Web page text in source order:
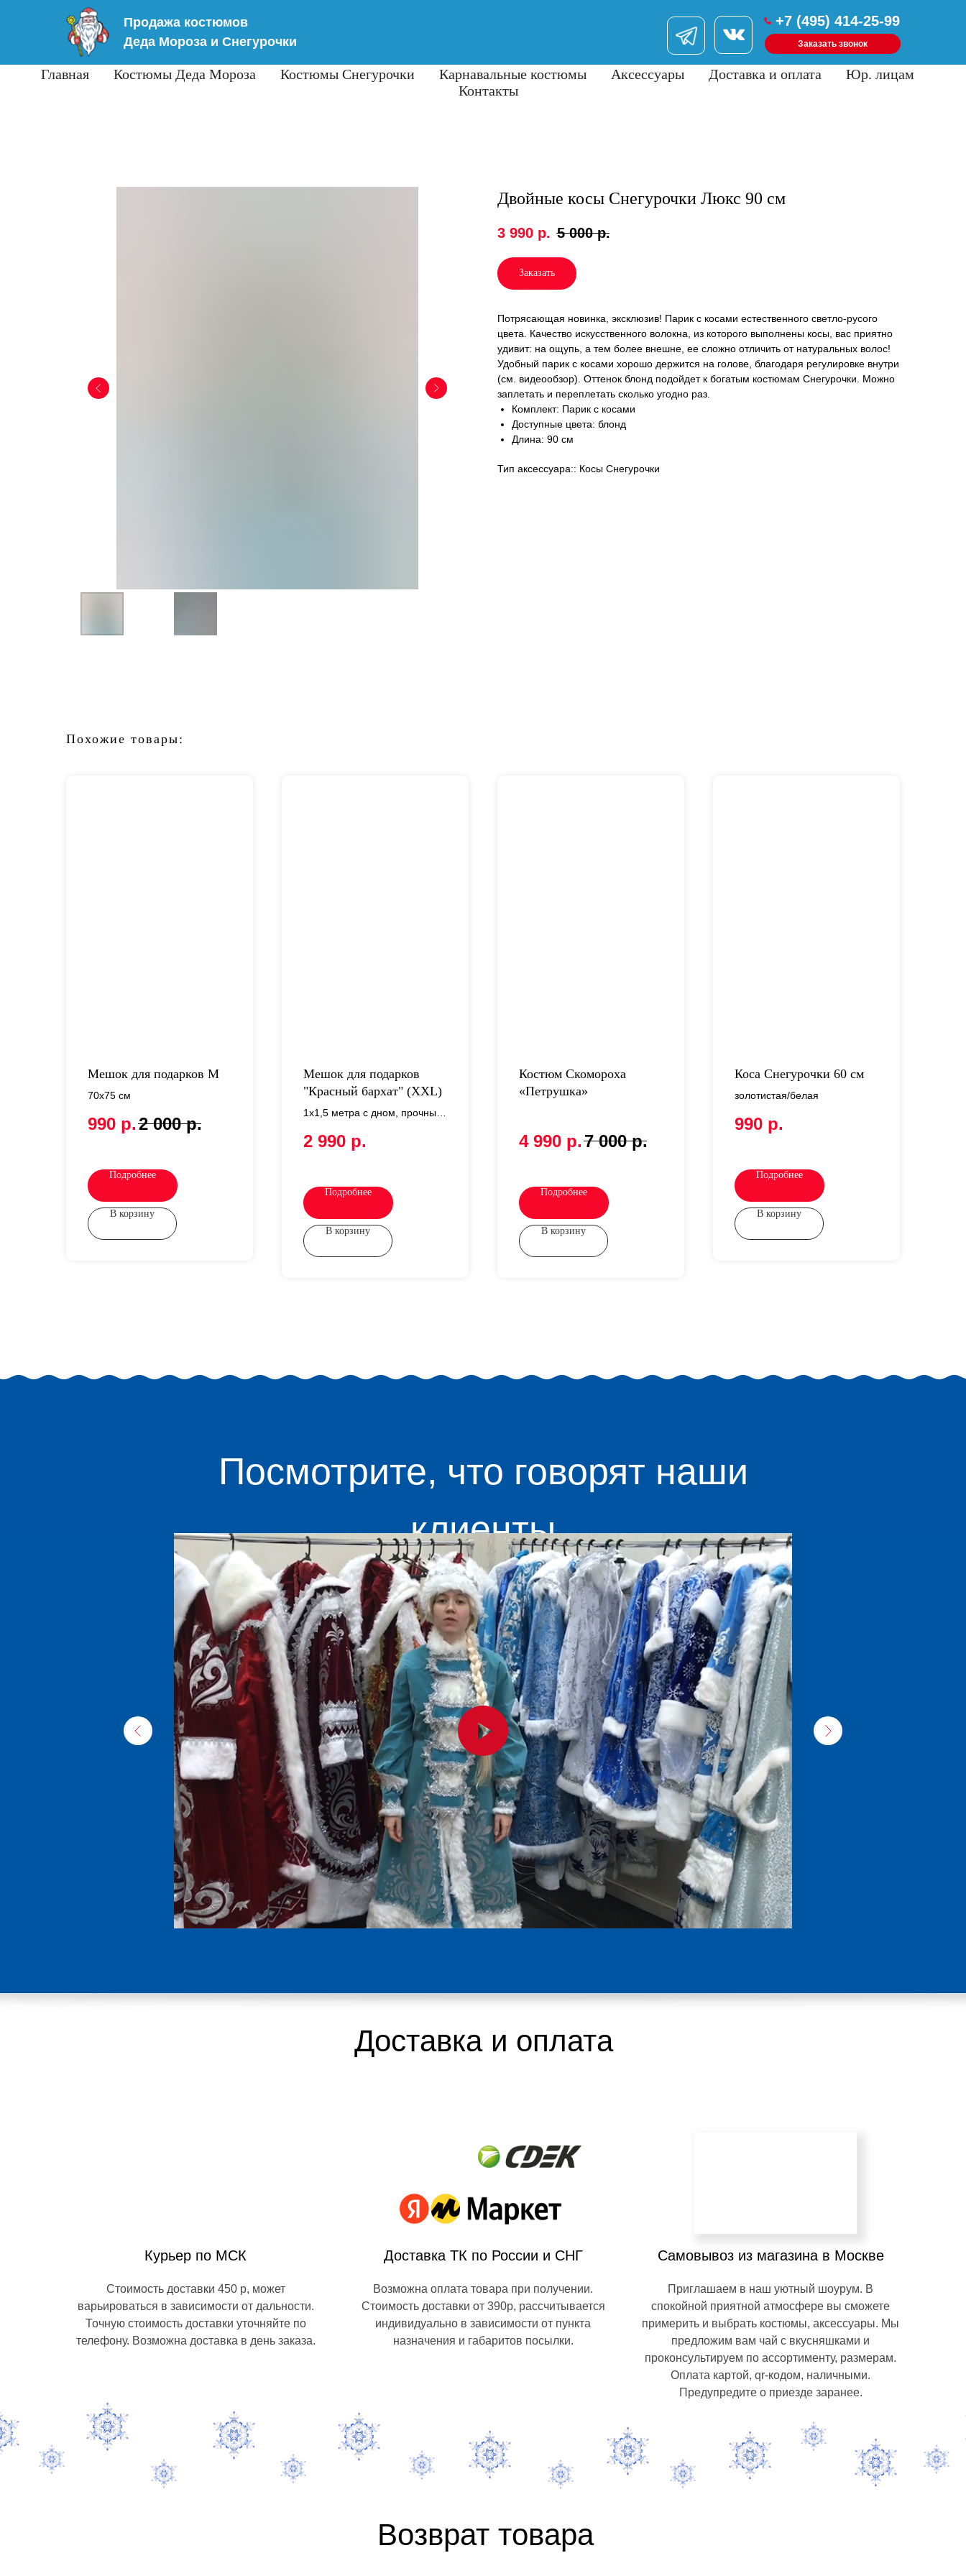
+7 (495) 414-25-99
Продажа костюмов
Деда Мороза и Снегурочки
Заказать звонок
Главная Костюмы Деда Мороза Костюмы Снегурочки Карнавальные костюмы Аксессуары Доставка и оплата
Юр. лицам
Контакты
Двойные косы Снегурочки Люкс 90 см
3 990 р. 5 000 р.
Заказать
Потрясающая новинка, эксклюзив! Парик с косами естественного светло-русого
цвета. Качество искусственного волокна, из которого выполнены косы, вас приятно
удивит: на ощупь, а тем более внешне, ее сложно отличить от натуральных волос!
Удобный парик с косами хорошо держится на голове, благодаря регулировке внутри
(см. видеообзор). Оттенок блонд подойдет к богатым костюмам Снегурочки. Можно
заплетать и переплетать сколько угодно раз.
Комплект: Парик с косами
Доступные цвета: блонд
Длина: 90 см
Тип аксессуара:: Косы Снегурочки
Похожие товары:
Мешок для подарков M
70х75 см
990 р.2 000 р.
Подробнее
В корзину
Мешок для подарков
"Красный бархат" (XXL)
1х1,5 метра с дном, прочный
2 990 р.
Подробнее
В корзину
Костюм Скомороха
«Петрушка»
4 990 р.7 000 р.
Подробнее
В корзину
Коса Снегурочки 60 см
золотистая/белая
990 р.
Подробнее
В корзину
Посмотрите, что говорят наши
клиенты
Доставка и оплата
Курьер по МСК
Стоимость доставки 450 р, может
варьироваться в зависимости от дальности.
Точную стоимость доставки уточняйте по
телефону. Возможна доставка в день заказа.
Доставка ТК по России и СНГ
Возможна оплата товара при получении.
Стоимость доставки от 390р, рассчитывается
индивидуально в зависимости от пункта
назначения и габаритов посылки.
Самовывоз из магазина в Москве
Приглашаем в наш уютный шоурум. В
спокойной приятной атмосфере вы сможете
примерить и выбрать костюмы, аксессуары. Мы
предложим вам чай с вкусняшками и
проконсультируем по ассортименту, размерам.
Оплата картой, qr-кодом, наличными.
Предупредите о приезде заранее.
Возврат товара